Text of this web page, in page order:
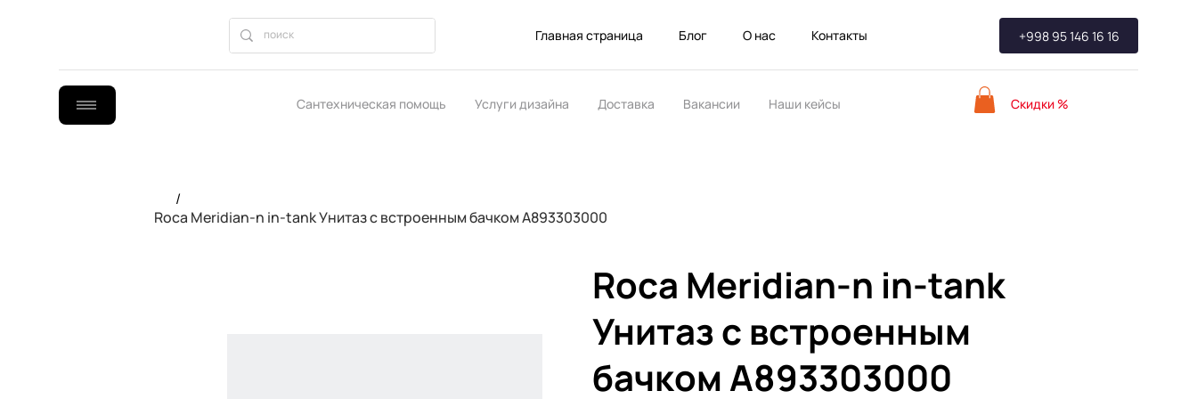
Главная страница Блог О нас Контакты +998 95 146 16 16
Сантехническая помощь Услуги дизайна Доставка Вакансии Наши кейсы Скидки %
/
Roca Meridian-n in-tank Унитаз с встроенным бачком A893303000
Roca Meridian-n in-tank
Унитаз с встроенным
бачком A893303000